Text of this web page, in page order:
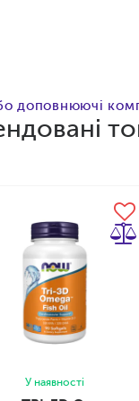
доповнюючі
У наявності